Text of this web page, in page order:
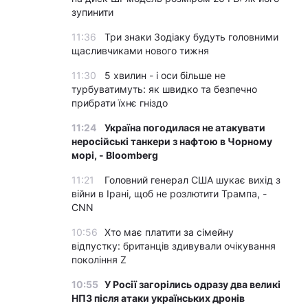
зупинити
11:36
Три знаки Зодіаку будуть головними
щасливчиками нового тижня
11:30
5 хвилин - і оси більше не
турбуватимуть: як швидко та безпечно
прибрати їхнє гніздо
11:24
Україна погодилася не атакувати
неросійські танкери з нафтою в Чорному
морі, - Bloomberg
11:21
Головний генерал США шукає вихід з
війни в Ірані, щоб не розлютити Трампа, -
CNN
10:56
Хто має платити за сімейну
відпустку: британців здивували очікування
покоління Z
10:55 У Росії загорілись одразу два великі
НПЗ після атаки українських дронів